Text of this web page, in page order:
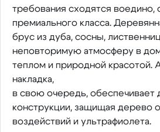
требования сходятся воедино,
премиального класса.
брус из дуба, сосны,
неповторимую атмосферу в
теплом и природной красотой.
накладка,
в свою очередь, обеспечивает
конструкции, защищая дерево
воздействий и ультрафиолета.